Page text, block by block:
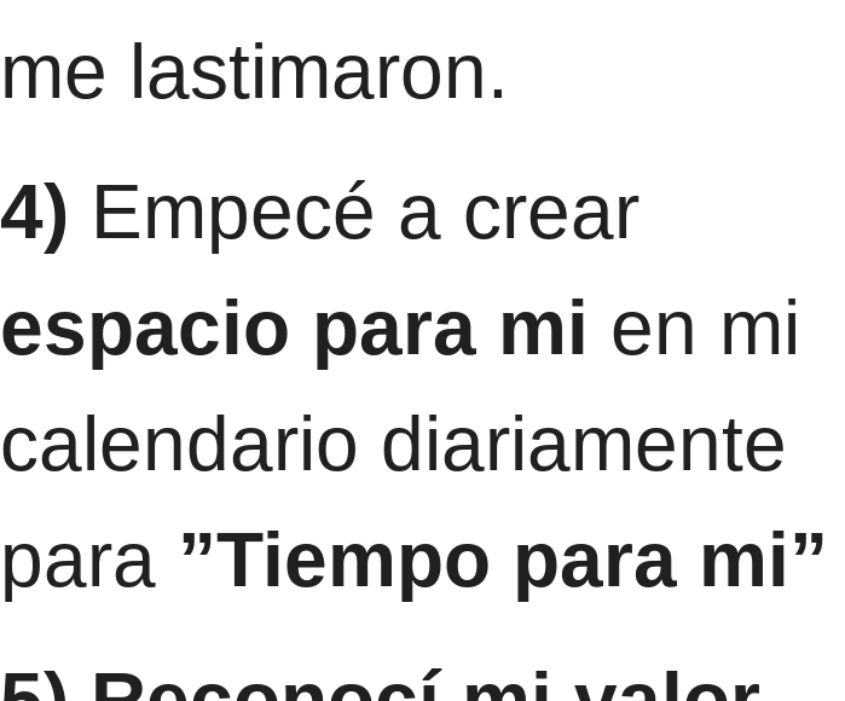
me lastimaron.
4) Empecé a crear
espacio para mi en mi
calendario diariamente
para ”Tiempo para mi”